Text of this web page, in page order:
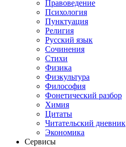
Правоведение
Психология
Пунктуация
Религия
Русский язык
Сочинения
Стихи
Физика
Физкультура
Философия
Фонетический разбор
Химия
Цитаты
Читательский дневник
Экономика
Сервисы